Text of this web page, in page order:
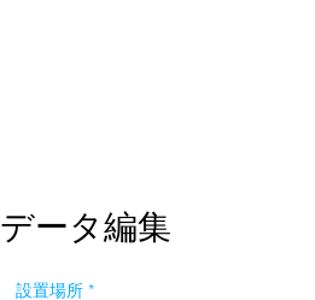
データ編集
設置場所